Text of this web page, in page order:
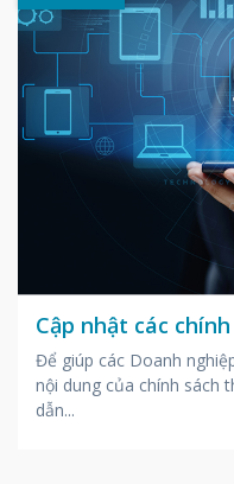
Cập nhật các
Để giúp các Doanh
nội dung của chính sách
dẫn...